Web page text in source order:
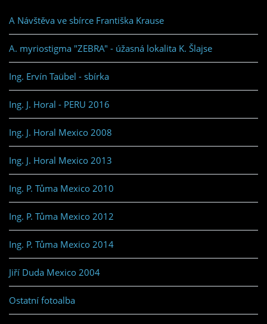
A Návštěva ve sbírce Františka Krause
A. myriostigma "ZEBRA" - úžasná lokalita K. Šlajse
Ing. Ervín Taübel - sbírka
Ing. J. Horal - PERU 2016
Ing. J. Horal Mexico 2008
Ing. J. Horal Mexico 2013
Ing. P. Tůma Mexico 2010
Ing. P. Tůma Mexico 2012
Ing. P. Tůma Mexico 2014
Jiří Duda Mexico 2004
Ostatní fotoalba